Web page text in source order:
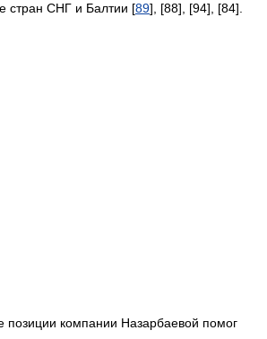
стран СНГ и Балтии [89], [88], [94], [84].
позиции компании Назарбаевой помог